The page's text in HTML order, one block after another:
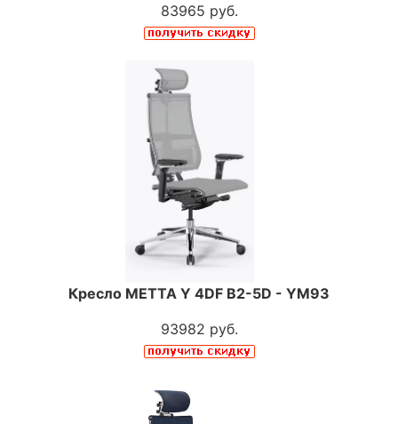
83965 руб.
Кресло МЕТТА Y 4DF B2-5D - YM93
93982 руб.